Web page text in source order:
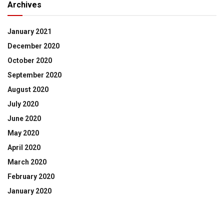
Archives
January 2021
December 2020
October 2020
September 2020
August 2020
July 2020
June 2020
May 2020
April 2020
March 2020
February 2020
January 2020